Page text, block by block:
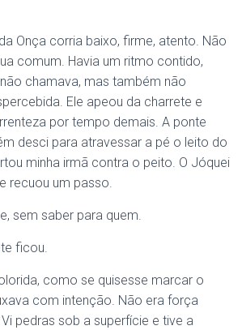
Onça corria baixo, firme, atento. Não
comum. Havia um ritmo contido,
chamava, mas também não
Ele apeou da charrete e
por tempo demais. A ponte
desci para atravessar a pé o leito do
minha irmã contra o peito. O Jóquei
recuou um passo.
sem saber para quem.
ficou.
como se quisesse marcar o
com intenção. Não era força
pedras sob a superfície e tive a